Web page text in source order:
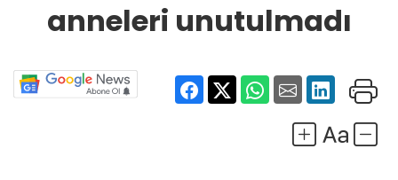
anneleri unutulmadı